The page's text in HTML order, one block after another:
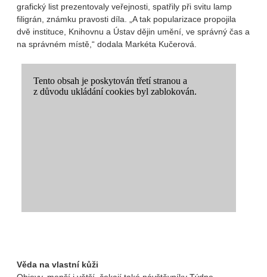
grafický list prezentovaly veřejnosti, spatřily při svitu lamp
filigrán, známku pravosti díla. „A tak popularizace propojila
dvě instituce, Knihovnu a Ústav dějin umění, ve správný čas a
na správném místě,“ dodala Markéta Kučerová.
Věda na vlastní kůži